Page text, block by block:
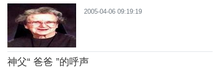
2005-04-06 09:19:19
神父“ 爸爸 ”的呼声